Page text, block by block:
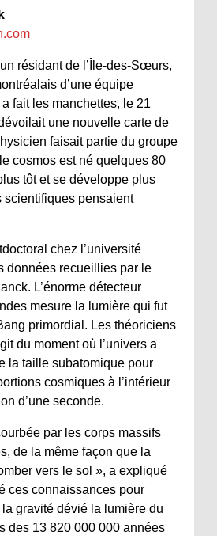
résidant de l’Île-des-Sœurs,
d’une équipe
fait les manchettes, le 21
une nouvelle carte de
faisait partie du groupe
cosmos est né quelques 80
tôt et se développe plus
scientifiques pensaient
chez l’université
données recueillies par le
L’énorme détecteur
mesure la lumière qui fut
primordial. Les théoriciens
du moment où l’univers a
la taille subatomique pour
cosmiques à l’intérieur
d’une seconde.
par les corps massifs
de la même façon que la
vers le sol », a expliqué
ces connaissances pour
gravité dévié la lumière du
des 13 820 000 000 années